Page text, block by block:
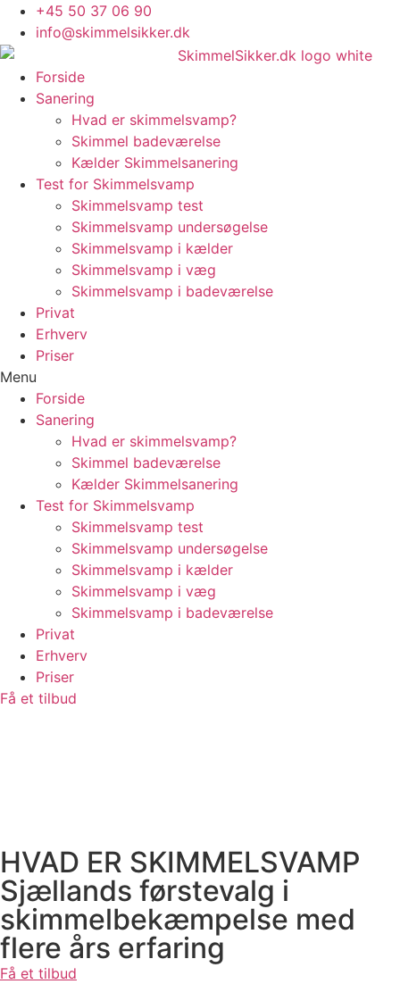
Skip
content
+45 50 37 06 90
info@skimmelsikker.dk
Forside
Sanering
Hvad er skimmelsvamp?
Skimmel badeværelse
Kælder Skimmelsanering
Test for Skimmelsvamp
Skimmelsvamp test
Skimmelsvamp undersøgelse
Skimmelsvamp i kælder
Skimmelsvamp i væg
Skimmelsvamp i badeværelse
Privat
Erhverv
Priser
Menu
Forside
Sanering
Hvad er skimmelsvamp?
Skimmel badeværelse
Kælder Skimmelsanering
Test for Skimmelsvamp
Skimmelsvamp test
Skimmelsvamp undersøgelse
Skimmelsvamp i kælder
Skimmelsvamp i væg
Skimmelsvamp i badeværelse
Privat
Erhverv
Priser
Få et tilbud
HVAD ER SKIMMELSVAMP
Sjællands førstevalg i
skimmelbekæmpelse med
flere års erfaring
Få et tilbud